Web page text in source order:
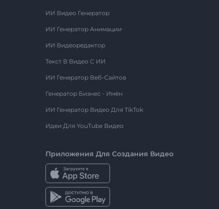
ИИ Видео Генератор
ИИ Генератор Анимации
ИИ Видеоредактор
Текст В Видео С ИИ
ИИ Генератор Веб-Сайтов
Генератор Бизнес - Имён
ИИ Генератор Видео Для TikTok
Идеи Для YouTube Видео
Приложения Для Создания Видео